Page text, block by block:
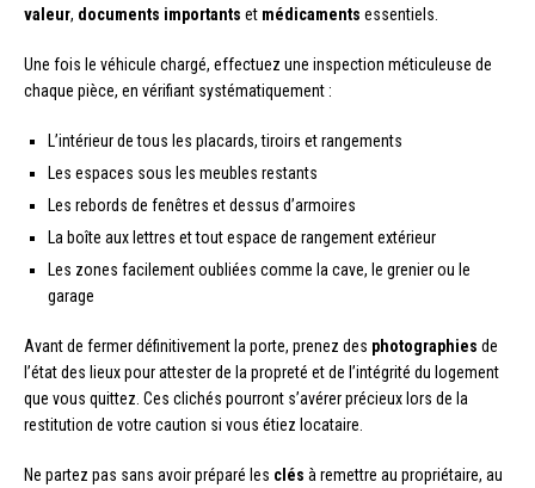
valeur, documents importants et médicaments essentiels.
Une fois le véhicule chargé, effectuez une inspection méticuleuse de
chaque pièce, en vérifiant systématiquement :
L’intérieur de tous les placards, tiroirs et rangements
Les espaces sous les meubles restants
Les rebords de fenêtres et dessus d’armoires
La boîte aux lettres et tout espace de rangement extérieur
Les zones facilement oubliées comme la cave, le grenier ou le
garage
Avant de fermer définitivement la porte, prenez des photographies de
l’état des lieux pour attester de la propreté et de l’intégrité du logement
que vous quittez. Ces clichés pourront s’avérer précieux lors de la
restitution de votre caution si vous étiez locataire.
Ne partez pas sans avoir préparé les clés à remettre au propriétaire, au